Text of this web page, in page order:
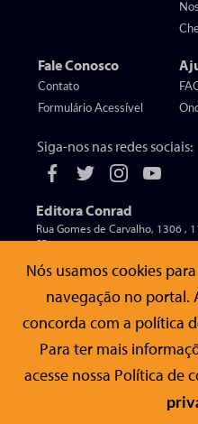
Fale Conosco
Contato
Formulário Acessível
Siga-nos nas redes sociais:
Editora Conrad
Rua Gomes de Carvalho, 1306 ,
SP
© Editora Conrad -
Nós usamos cookies
navegação no portal.
concorda com a política
Para ter mais
acesse nossa Política de